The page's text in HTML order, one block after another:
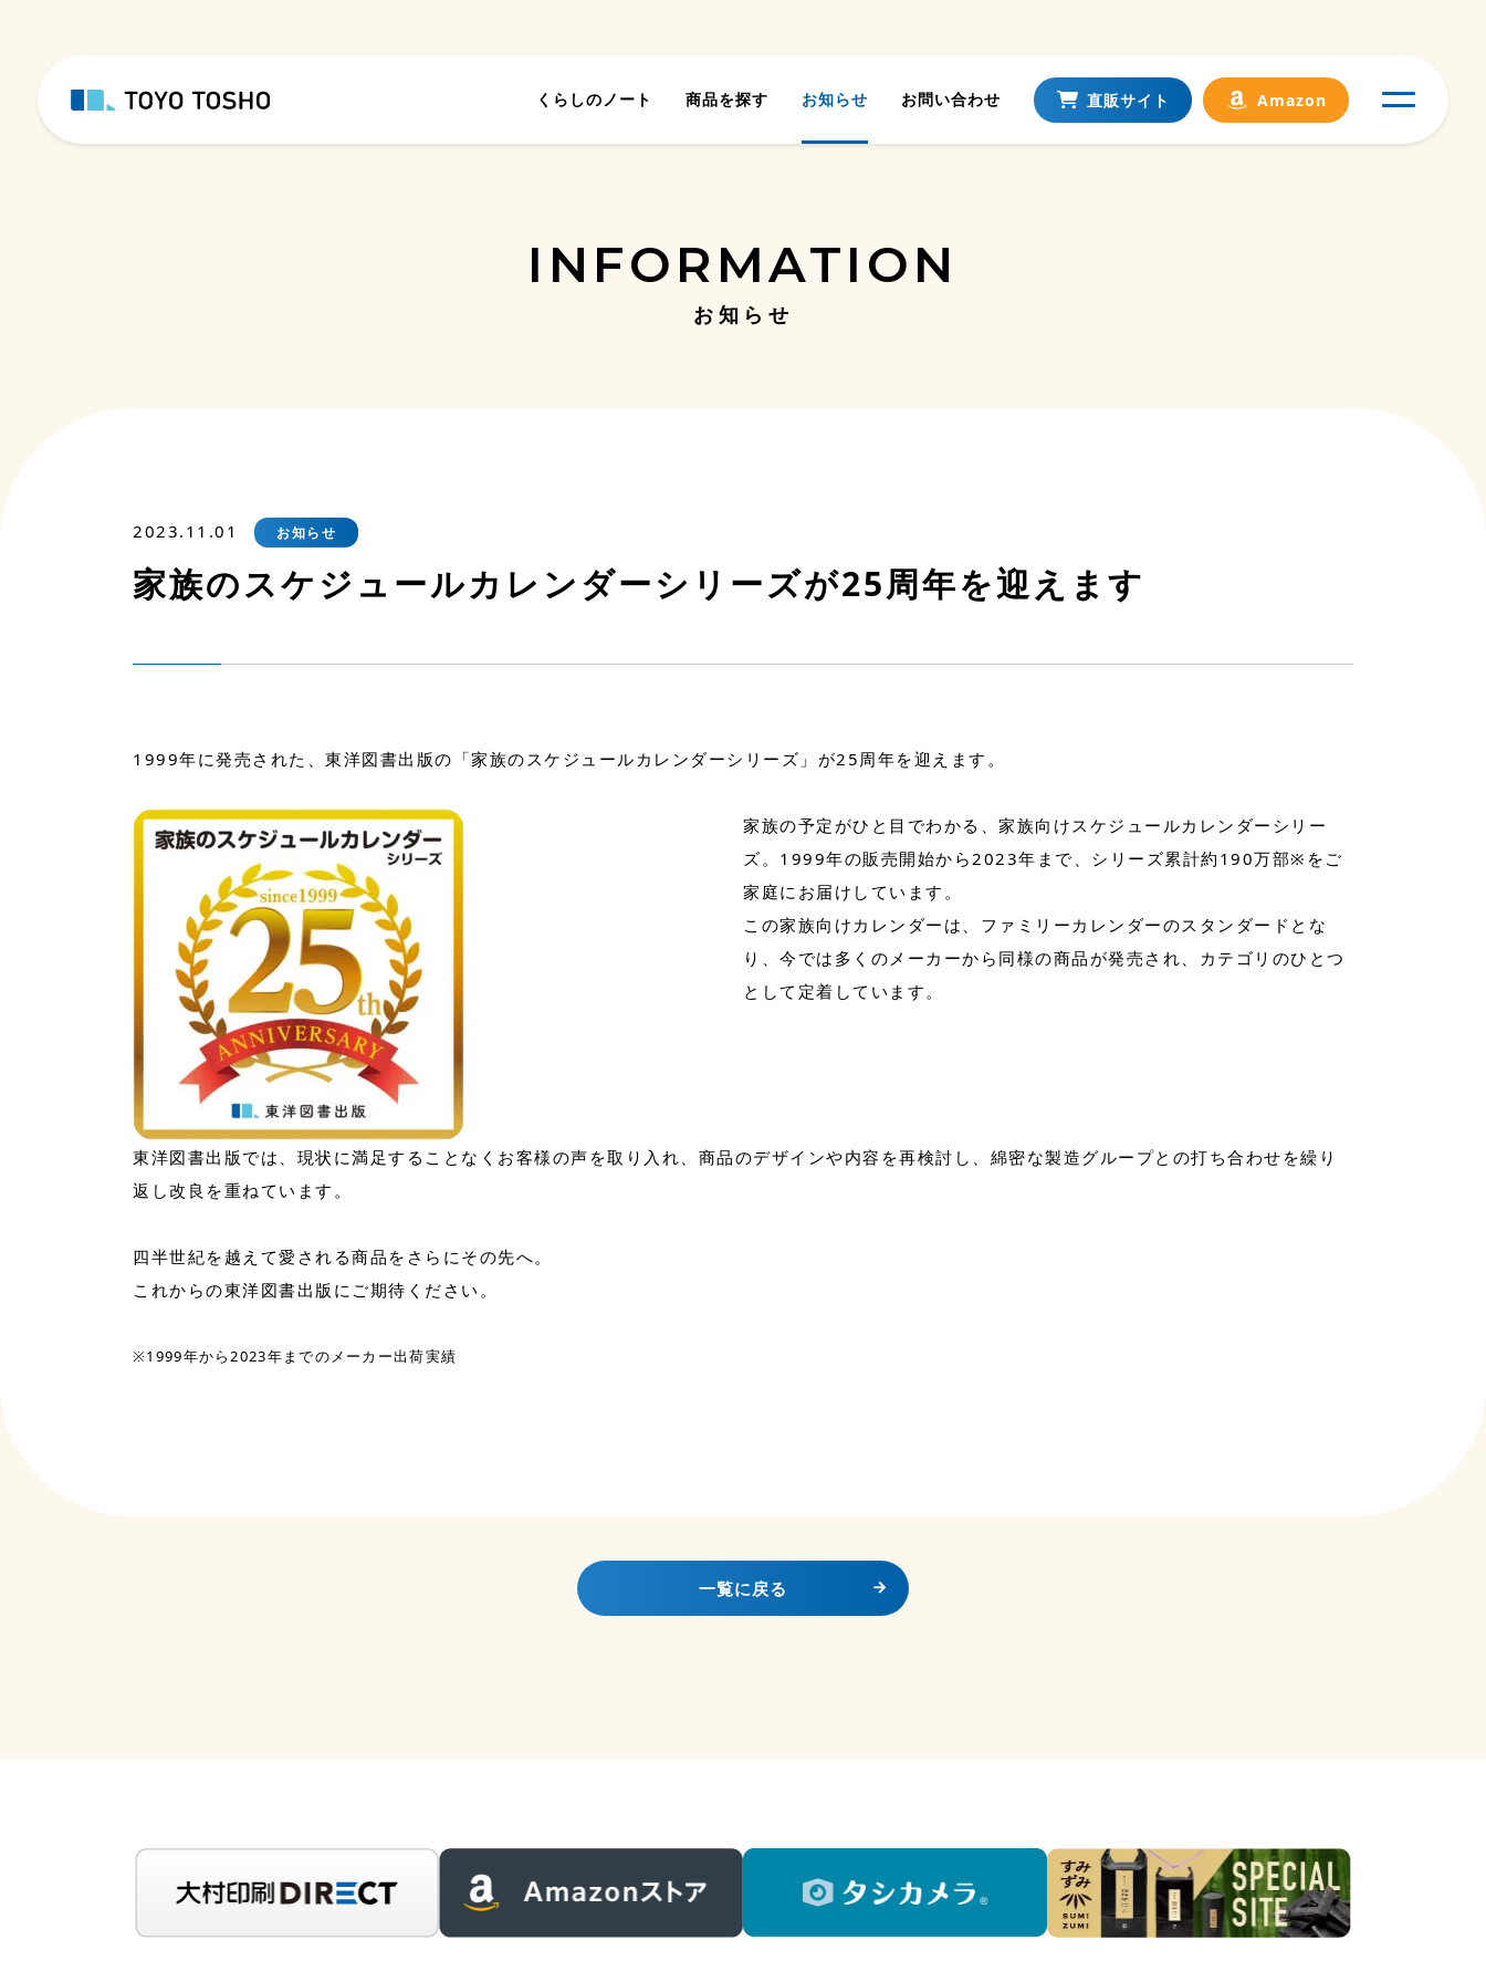
くらしのノート 商品を探す お知らせ お問い合わせ 直販サイト Amazon
INFORMATION
お知らせ
2023.11.01 お知らせ
家族のスケジュールカレンダーシリーズが25周年を迎えます
1999年に発売された、東洋図書出版の「家族のスケジュールカレンダーシリーズ」が25周年を迎えます。
家族の予定がひと目でわかる、家族向けスケジュールカレンダーシリー
ズ。1999年の販売開始から2023年まで、シリーズ累計約190万部※をご
家庭にお届けしています。
この家族向けカレンダーは、ファミリーカレンダーのスタンダードとな
り、今では多くのメーカーから同様の商品が発売され、カテゴリのひとつ
として定着しています。
東洋図書出版では、現状に満足することなくお客様の声を取り入れ、商品のデザインや内容を再検討し、綿密な製造グループとの打ち合わせを繰り
返し改良を重ねています。
四半世紀を越えて愛される商品をさらにその先へ。
これからの東洋図書出版にご期待ください。
※1999年から2023年までのメーカー出荷実績
一覧に戻る